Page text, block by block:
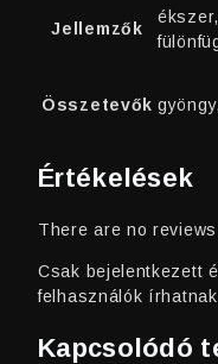
Jellemzők
Összetevők
Értékelések
There are no
Csak bejelentkezett
felhasználók
Kapcsolódó